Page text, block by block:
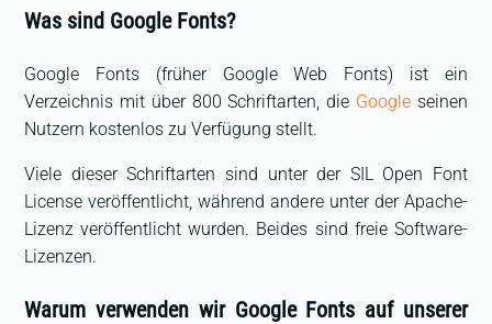
Was sind Google Fonts?
Google Fonts (früher Google Web Fonts) ist ein
Verzeichnis mit über 800 Schriftarten, die Googleseinen
Nutzern kostenlos zu Verfügung stellt.
Viele dieser Schriftarten sind unter der SIL Open Font
License veröffentlicht, während andere unter der Apache-
Lizenz veröffentlicht wurden. Beides sind freie Software-
Lizenzen.
Warum verwenden wir Google Fonts auf unserer